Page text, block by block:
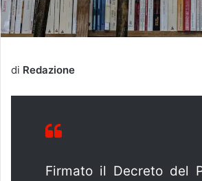
di Redazione
Firmato il Decreto del